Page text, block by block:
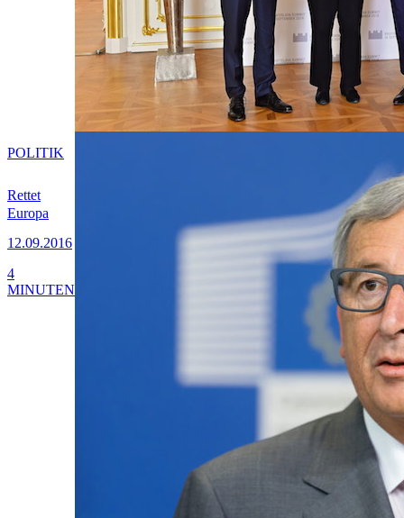
Rettet
Europa
12.09.2016
POLITIK
4
MINUTEN